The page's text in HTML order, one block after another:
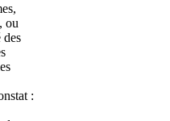
ou
des
: